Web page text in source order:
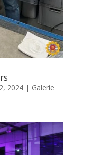
2024| Galerie